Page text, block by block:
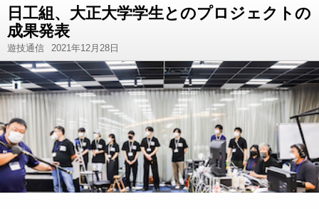
日工組、大正大学学生とのプロジェクトの
成果発表
遊技通信 2021年12月28日